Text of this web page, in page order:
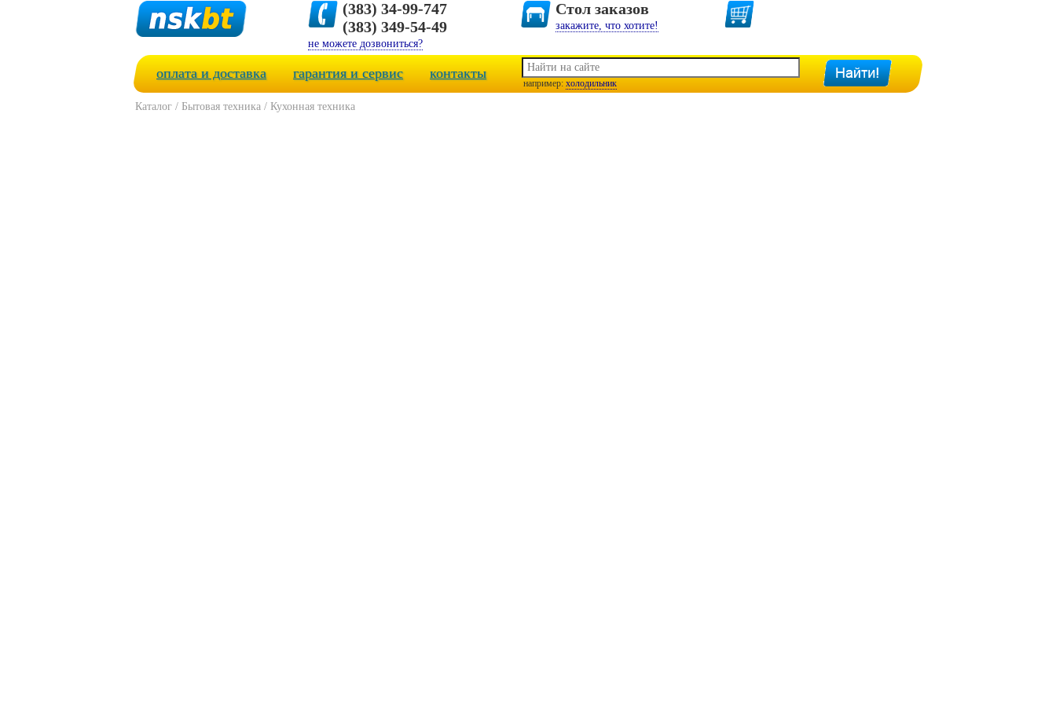
(383) 34-99-747
(383) 349-54-49
не можете дозвониться?
Стол заказов
закажите, что хотите!
оплата и доставка гарантия и сервис контакты
например: холодильник
Каталог / Бытовая техника / Кухонная техника